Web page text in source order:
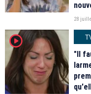
28
player2
"Il